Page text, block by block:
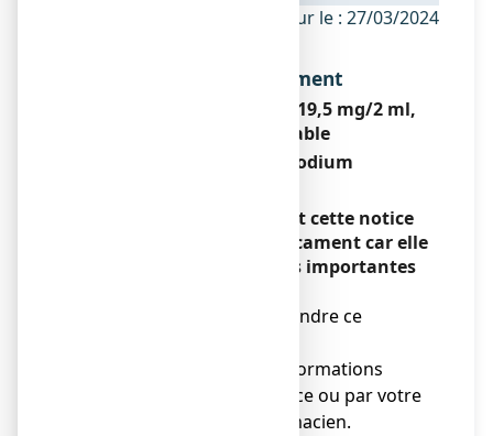
ANSM - Mis à jour le : 27/03/2024
Dénomination du médicament
GRANIONS DE SOUFRE 19,5 mg/2 ml,
solution buvable
Thiosulfate de sodium
Veuillez lire attentivement cette notice
avant de prendre ce médicament car elle
contient des informations importantes
Vous devez toujours prendre ce
scrupuleusement les informations
fournies dans cette notice ou par votre
médecin ou votre pharmacien.